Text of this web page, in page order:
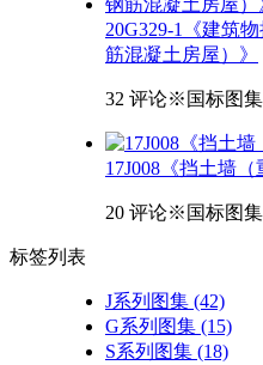
20G329-1《建筑
筋混凝土房屋）》
32 评论※国标图
17J008《挡土墙
20 评论※国标图
标签列表
J系列图集 (42)
G系列图集 (15)
S系列图集 (18)